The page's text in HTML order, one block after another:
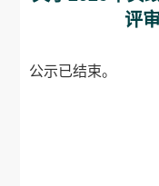
评
公示已结束。